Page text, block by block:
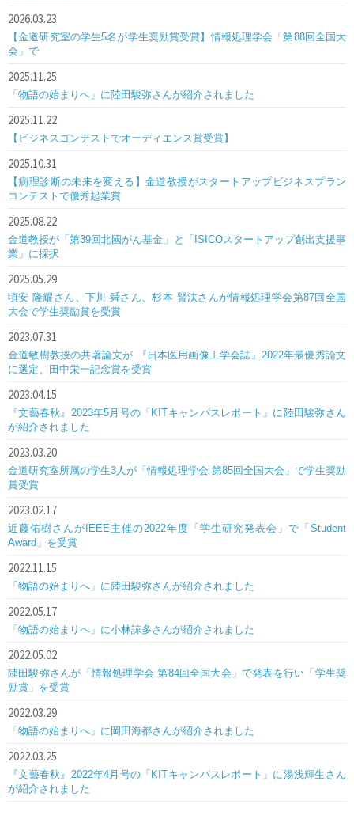
2026.03.23
【金道研究室の学生5名が学生奨励賞受賞】情報処理学会「第88回全国大
会」で
2025.11.25
「物語の始まりへ」に陸田駿弥さんが紹介されました
2025.11.22
【ビジネスコンテストでオーディエンス賞受賞】
2025.10.31
【病理診断の未来を変える】金道教授がスタートアップビジネスプラン
コンテストで優秀起業賞
2025.08.22
金道教授が「第39回北國がん基金」と「ISICOスタートアップ創出支援事
業」に採択
2025.05.29
頃安 隆耀さん、下川 舜さん、杉本 賢汰さんが情報処理学会第87回全国
大会で学生奨励賞を受賞
2023.07.31
金道敏樹教授の共著論文が 『日本医用画像工学会誌』2022年最優秀論文
に選定、田中栄一記念賞を受賞
2023.04.15
『文藝春秋』2023年5月号の「KITキャンパスレポート」に陸田駿弥さん
が紹介されました
2023.03.20
金道研究室所属の学生3人が「情報処理学会 第85回全国大会」で学生奨励
賞受賞
2023.02.17
近藤佑樹さんがIEEE主催の2022年度「学生研究発表会」で「Student
Award」を受賞
2022.11.15
「物語の始まりへ」に陸田駿弥さんが紹介されました
2022.05.17
「物語の始まりへ」に小林諒多さんが紹介されました
2022.05.02
陸田駿弥さんが「情報処理学会 第84回全国大会」で発表を行い「学生奨
励賞」を受賞
2022.03.29
「物語の始まりへ」に岡田海都さんが紹介されました
2022.03.25
『文藝春秋』2022年4月号の「KITキャンパスレポート」に湯浅輝生さん
が紹介されました